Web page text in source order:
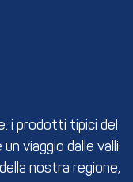
i prodotti tipici del
viaggio dalle valli
nostra regione,